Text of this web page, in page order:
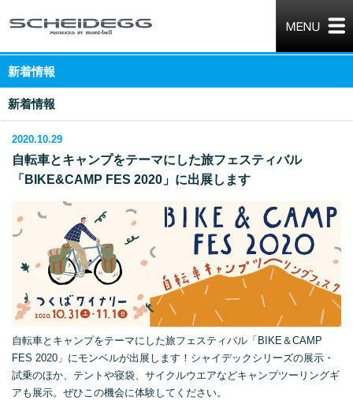
新着情報
新着情報
2020.10.29
自転車とキャンプをテーマにした旅フェスティバル
「BIKE&CAMP FES 2020」に出展します
自転車とキャンプをテーマにした旅フェスティバル「BIKE＆CAMP
FES 2020」にモンベルが出展します！シャイデックシリーズの展示・
試乗のほか、テントや寝袋、サイクルウエアなどキャンプツーリングギ
アも展示。ぜひこの機会に体験してください。